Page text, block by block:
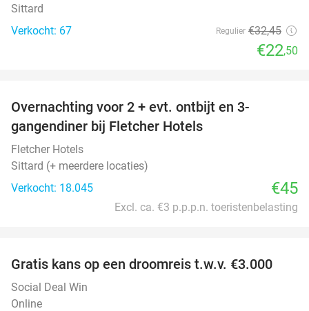
Sittard
Verkocht: 67
Regulier €32,45
€22,50
Overnachting voor 2 + evt. ontbijt en 3-
gangendiner bij Fletcher Hotels
Fletcher Hotels
Sittard (+ meerdere locaties)
Verkocht: 18.045
€45
Excl. ca. €3 p.p.p.n. toeristenbelasting
Gratis kans op een droomreis t.w.v. €3.000
Social Deal Win
Online